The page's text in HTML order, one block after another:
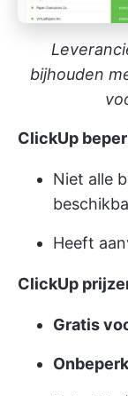
bijhouden
ClickUp
Niet alle
Heeft
ClickUp
Gratis